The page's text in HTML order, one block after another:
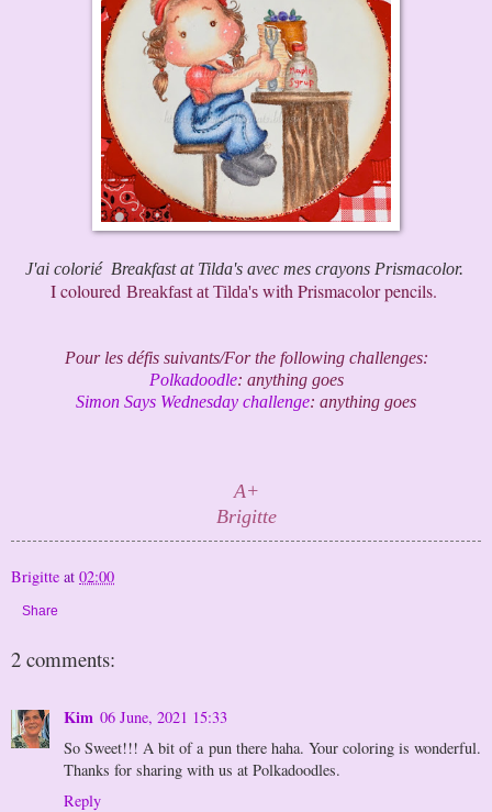
J'ai colorié Breakfast at Tilda's avec mes crayons Prismacolor.
I coloured Breakfast at Tilda's with Prismacolor pencils.
Pour les défis suivants/For the following challenges:
Polkadoodle: anything goes
Simon Says Wednesday challenge: anything goes
A+
Brigitte
Brigitte at 02:00
Share
2 comments:
Kim 06 June, 2021 15:33
So Sweet!!! A bit of a pun there haha. Your coloring is wonderful.
Thanks for sharing with us at Polkadoodles.
Reply